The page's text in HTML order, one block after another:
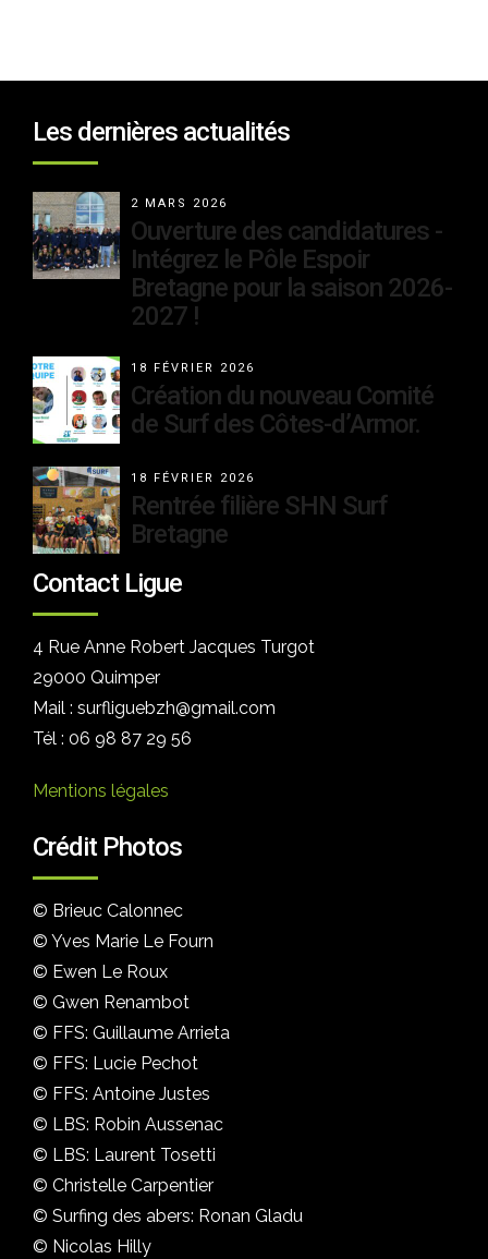
Les dernières actualités
2 MARS 2026
Ouverture des candidatures -
Intégrez le Pôle Espoir
Bretagne pour la saison 2026-
2027 !
18 FÉVRIER 2026
Création du nouveau Comité
de Surf des Côtes-d’Armor.
18 FÉVRIER 2026
Rentrée filière SHN Surf
Bretagne
Contact Ligue
4 Rue Anne Robert Jacques Turgot
29000 Quimper
Mail : surfliguebzh@gmail.com
Tél : 06 98 87 29 56
Mentions légales
Crédit Photos
© Brieuc Calonnec
© Yves Marie Le Fourn
© Ewen Le Roux
© Gwen Renambot
© FFS: Guillaume Arrieta
© FFS: Lucie Pechot
© FFS: Antoine Justes
© LBS: Robin Aussenac
© LBS: Laurent Tosetti
© Christelle Carpentier
© Surfing des abers: Ronan Gladu
© Nicolas Hilly